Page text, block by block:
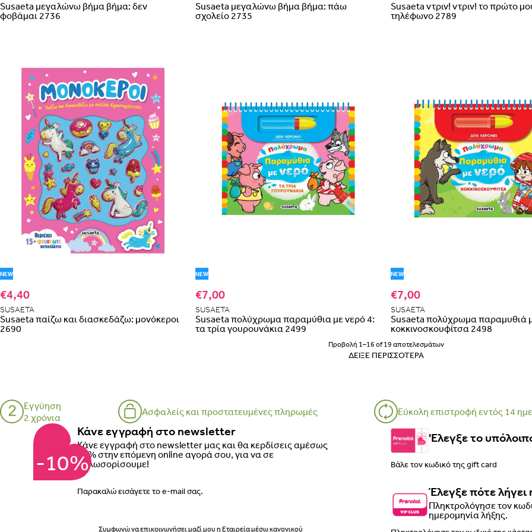
Susaeta μεγαλώνω βήμα βήμα: δεν
φοβάμαι 2736
Susaeta μεγαλώνω βήμα βήμα: πάω
σχολείο 2735
Susaeta ντριν! ντριν! το πρώτο
τηλέφωνο 2789
NEW
€4,40
SUSAETA
Susaeta παίζω και διασκεδάζω: μονόκεροι
2690
NEW
€7,00
SUSAETA
Susaeta πολύχρωμα παραμύθια με νερό 4:
τα τρία γουρουνάκια 2499
NEW
€7,00
SUSAETA
Susaeta πολύχρωμα παραμυθιά
κοκκινοσκουφίτσα 2498
Προβολή 1–16 of 19 αποτελεσμάτων
ΔΕΊΞΕ ΠΕΡΙΣΣΌΤΕΡΑ
Εγγύηση
2 χρόνια
Ασφαλείς και προστατευμένες πληρωμές Εύκολη επιστροφή εντός 14
-10%
Κάνε εγγραφή στο newsletter
Κάνε εγγραφή στο newsletter μας και θα κερδίσεις αμέσως
10% στην επόμενη online αγορά σου, για να σε
καλωσορίσουμε!
Email
Συμφωνώ να επικοινωνήσει μαζί μου η Εταιρεία μέσω κανονικού
'Ελεγξε το
Έλεγξε πότε
Πληκτρολόγησε τον
ημερομηνία λήξης.
Δεν
Διεύθυνση e-mail
Δεν μπορείς να